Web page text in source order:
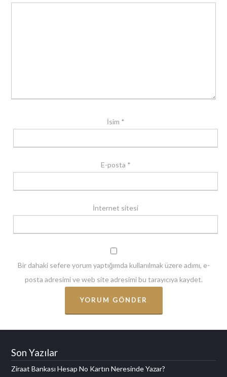
İsim *
E-posta *
İnternet sitesi
Bir dahaki sefere yorum yaptığımda kullanılmak üzere adımı, e-
posta adresimi ve web site adresimi bu tarayıcıya kaydet.
Son Yazılar
Ziraat Bankası Hesap No Kartın Neresinde Yazar?